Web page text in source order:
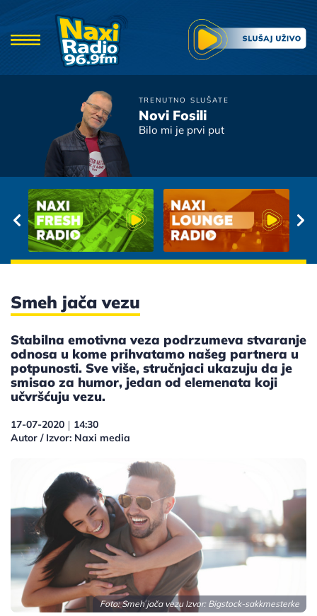
TRENUTNO SLUŠATE
Dodir noći
Novi Fosili
Bilo mi je prvi put
Smeh jača vezu
Stabilna emotivna veza podrzumeva stvaranje
odnosa u kome prihvatamo našeg partnera u
potpunosti. Sve više, stručnjaci ukazuju da je
smisao za humor, jedan od elemenata koji
učvršćuju vezu.
17-07-2020 | 14:30
Autor / Izvor: Naxi media
Foto: Smeh jača vezu Izvor: Bigstock-sakkmesterke